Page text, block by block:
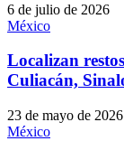
6 de julio de 2026
México
Localizan
Culiacán,
23 de mayo de 2026
México